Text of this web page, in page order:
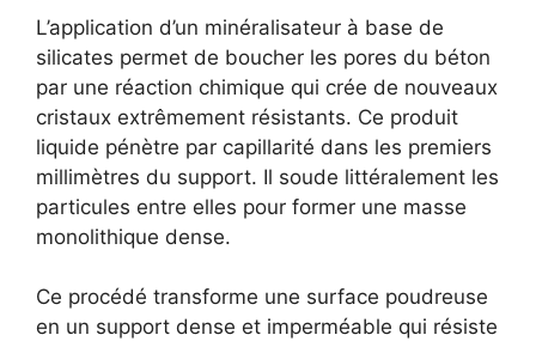
L’application d’un minéralisateur à base de
silicates permet de boucher les pores du béton
par une réaction chimique qui crée de nouveaux
cristaux extrêmement résistants. Ce produit
liquide pénètre par capillarité dans les premiers
millimètres du support. Il soude littéralement les
particules entre elles pour former une masse
monolithique dense.
Ce procédé transforme une surface poudreuse
en un support dense et imperméable qui résiste